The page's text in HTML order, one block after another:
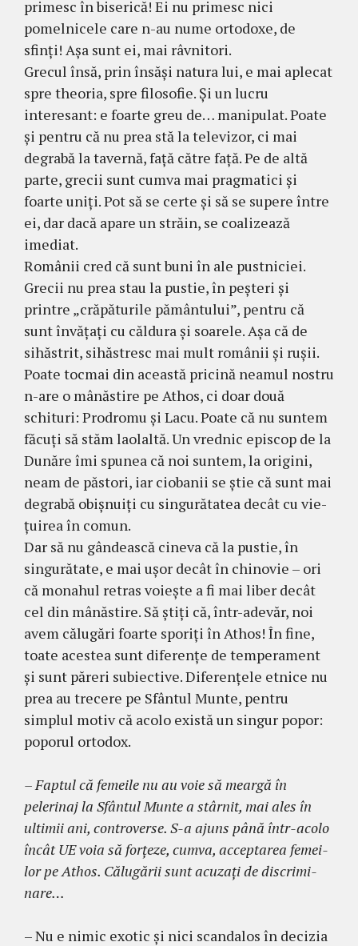
primesc în biserică! Ei nu pri­mesc nici
pomelnicele care n-au nume orto­doxe, de
sfinţi! Aşa sunt ei, mai râvnitori.
Grecul însă, prin însăşi na­tura lui, e mai aplecat
spre theoria, spre filosofie. Şi un lucru
interesant: e foarte greu de… manipulat. Poate
şi pentru că nu prea stă la tele­vizor, ci mai
degrabă la tavernă, faţă către faţă. Pe de altă
parte, grecii sunt cumva mai pragmatici şi
foarte uniţi. Pot să se certe şi să se su­pere între
ei, dar dacă apare un străin, se coalizează
imediat.
Românii cred că sunt buni în ale pustniciei.
Gre­cii nu prea stau la pustie, în peşteri şi
printre „cră­păturile pământului”, pentru că
sunt învăţaţi cu căldura şi soarele. Aşa că de
sihăstrit, sihăstresc mai mult românii şi ruşii.
Poate tocmai din această pri­cină neamul nostru
n-are o mânăstire pe Athos, ci doar două
schituri: Prodromu şi Lacu. Poate că nu suntem
făcuţi să stăm laolaltă. Un vred­nic episcop de la
Dunăre îmi spunea că noi suntem, la origini,
neam de păstori, iar ciobanii se ştie că sunt mai
degrabă obişnuiţi cu singură­tatea decât cu vie­
ţuirea în co­mun.
Dar să nu gândească cineva că la pustie, în
singurătate, e mai uşor decât în chinovie – ori
că monahul retras voieşte a fi mai liber decât
cel din mâ­năstire. Să ştiţi că, într-adevăr, noi
avem călugări foarte sporiţi în Athos! În fine,
toate acestea sunt diferenţe de tempe­rament
şi sunt păreri subiective. Dife­renţele etnice nu
prea au trecere pe Sfântul Munte, pentru
simplul motiv că acolo există un singur po­por:
poporul ortodox.
– Faptul că femeile nu au voie să mear­gă în
pelerinaj la Sfântul Munte a stârnit, mai ales în
ultimii ani, controverse. S-a ajuns până într-acolo
încât UE voia să for­ţeze, cumva, acceptarea femei­
lor pe Athos. Călugării sunt acuzaţi de discri­mi­
nare…
– Nu e nimic exotic şi nici scandalos în decizia